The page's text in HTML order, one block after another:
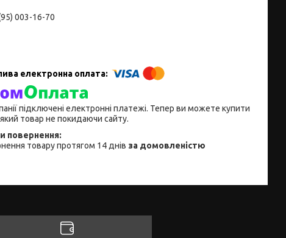
003-16-70
підключені електронні платежі. Тепер ви можете купити
товар не покидаючи сайту.
товару протягом 14 днів за домовленістю